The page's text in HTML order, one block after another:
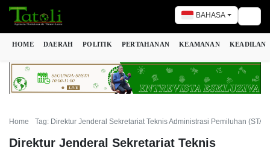
BAHASA
HOME DAERAH POLITIK PERTAHANAN KEAMANAN KEADILAN
Home Tag: Direktur Jenderal Sekretariat Teknis Administrasi Pemiluhan
Direktur Jenderal Sekretariat Teknis